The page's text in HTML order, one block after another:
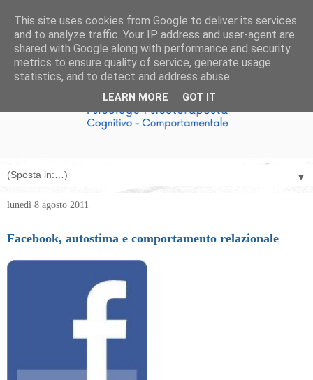
▼
lunedì 8 agosto 2011
Facebook, autostima e comportamento relazionale
This site uses cookies from Google to deliver its services
and to analyze traffic. Your IP address and user-agent are
shared with Google along with performance and security
metrics to ensure quality of service, generate usage
statistics, and to detect and address abuse.
LEARN MORE GOT IT